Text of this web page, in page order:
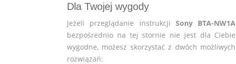
Dla Twojej wygody
Jeżeli przeglądanie instrukcji Sony BTA-NW1A
bezpośrednio na tej stornie nie jest dla Ciebie
wygodne, możesz skorzystać z dwóch możliwych
rozwiązań: